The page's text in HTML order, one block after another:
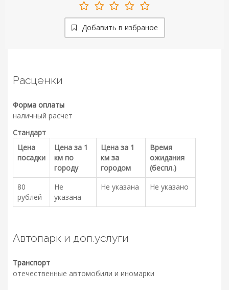
Добавить в избраное
Расценки
Форма оплаты
наличный расчет
Стандарт
Цена
посадки
Цена за 1
км по
городу
Цена за 1
км за
городом
Время
ожидания
(беспл.)
80
рублей
Не
указана
Не указана Не указано
Автопарк и доп.услуги
Транспорт
отечественные автомобили и иномарки